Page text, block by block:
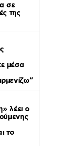
σε
της
μέσα
λέει ο
το